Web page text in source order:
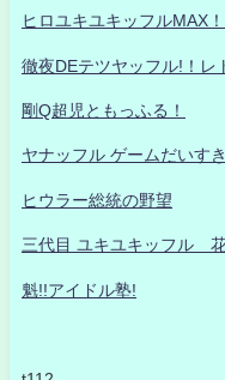
ヒロユキユキッフルMAX
徹夜DEテツヤッフル!！レ
剛Q超児ともっふる！
ヤナッフル ゲームだいす
ヒウラー総統の野望
三代目 ユキユキッフル 花
魁!!アイドル塾!